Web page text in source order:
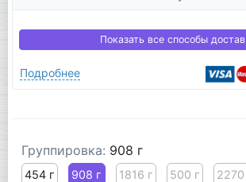
Показать все способы
Подробнее
Группировка: 908 г
454 г 908 г 1816 г 500 г 2270